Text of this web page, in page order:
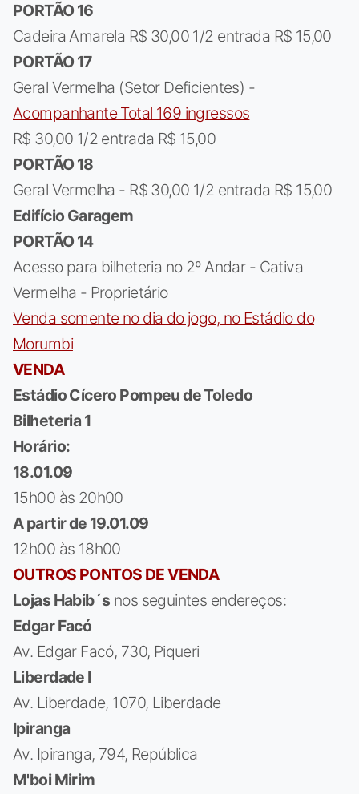
PORTÃO 16
Cadeira Amarela R$ 30,00 1/2 entrada R$ 15,00
PORTÃO 17
Geral Vermelha (Setor Deficientes) -
Acompanhante Total 169 ingressos
R$ 30,00 1/2 entrada R$ 15,00
PORTÃO 18
Geral Vermelha - R$ 30,00 1/2 entrada R$ 15,00
Edifício Garagem
PORTÃO 14
Acesso para bilheteria no 2º Andar - Cativa
Vermelha - Proprietário
Venda somente no dia do jogo, no Estádio do
Morumbi
VENDA
Estádio Cícero Pompeu de Toledo
Bilheteria 1
Horário:
18.01.09
15h00 às 20h00
A partir de 19.01.09
12h00 às 18h00
OUTROS PONTOS DE VENDA
Lojas Habib´snos seguintes endereços:
Edgar Facó
Av. Edgar Facó, 730, Piqueri
Liberdade I
Av. Liberdade, 1070, Liberdade
Ipiranga
Av. Ipiranga, 794, República
M'boi Mirim